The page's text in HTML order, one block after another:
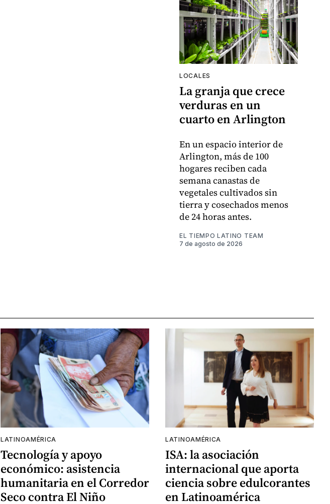
LOCALES
La granja que crece
verduras en un
cuarto en Arlington
En un espacio interior de
Arlington, más de 100
hogares reciben cada
semana canastas de
vegetales cultivados sin
tierra y cosechados menos
de 24 horas antes.
EL TIEMPO LATINO TEAM
7 de agosto de 2026
LATINOAMÉRICA
Tecnología y apoyo
económico: asistencia
humanitaria en el Corredor
Seco contra El Niño
LATINOAMÉRICA
ISA: la asociación
internacional que aporta
ciencia sobre edulcorantes
en Latinoamérica